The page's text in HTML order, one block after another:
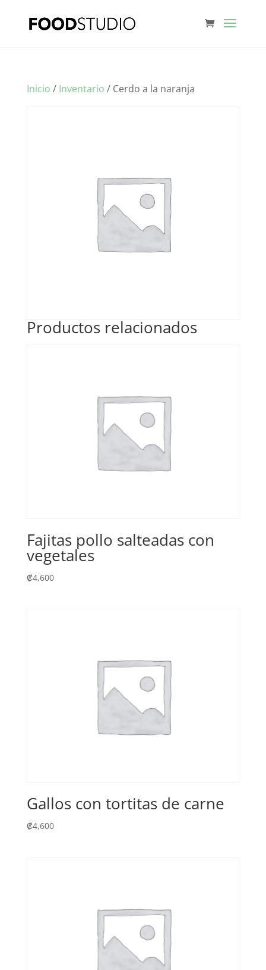
Inicio / Inventario / Cerdo a la naranja
Productos relacionados
Fajitas pollo salteadas con
vegetales
₡4,600
Gallos con tortitas de carne
₡4,600